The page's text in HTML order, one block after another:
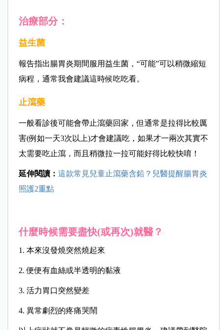
治療部分：
益生菌
報告指出腸胃炎期間服用益生菌，“可能”可以稍微縮短
病程， 通常我會建議這時候吃吃看。
止瀉藥
一般看診後可能會帶止瀉藥回家，但通常是拉得比較厲
害(例如一天3次以上)才會建議吃， 如果才一兩次其實不
太需要吃止瀉， 而且稍微拉一拉可能好得比較快唷！
延伸閱讀： 這款常見兒童止瀉藥含鉛？兒醫提醒腸胃炎
照護2重點
什麼時候需要盡快(或再次)就醫？
1. 本來沒發燒突然燒起來
2. 便便有血絲或半透明的黏液
3. 活力胃口突然變差
4. 異常劇烈的疼痛哭鬧